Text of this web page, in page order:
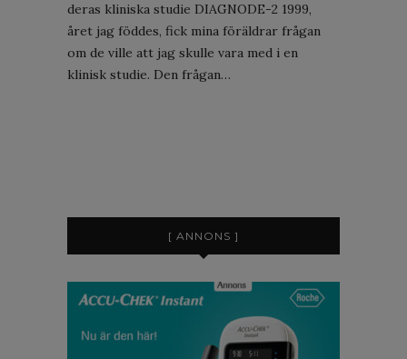
deras kliniska studie DIAGNODE-2 1999,
året jag föddes, fick mina föräldrar frågan
om de ville att jag skulle vara med i en
klinisk studie. Den frågan…
[ ANNONS ]